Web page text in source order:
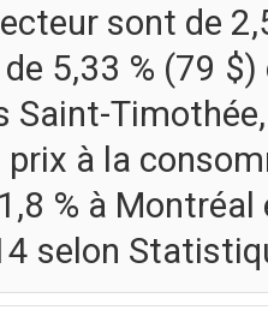
sont de
5,33 % (79
Saint-
prix à la
% à
selon